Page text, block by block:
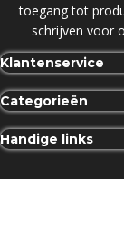
toegang tot
schrijven voor
Klantenservice
Categorieën
Handige links